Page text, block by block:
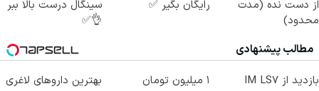
از دست نده (مدت
محدود)
رایگان بگیر ✅
سینگال درست بالا ببر
👌✅
مطالب پیشنهادی
بازدید از IM LS7
۱ میلیون تومان
بهترین داروهای لاغری